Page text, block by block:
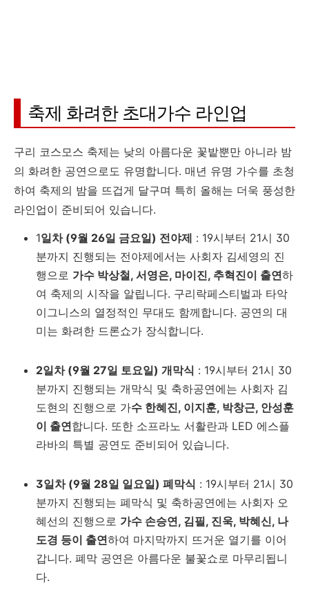
축제 화려한 초대가수 라인업
구리 코스모스 축제는 낮의 아름다운 꽃밭뿐만 아니라 밤
의 화려한 공연으로도 유명합니다. 매년 유명 가수를 초청
하여 축제의 밤을 뜨겁게 달구며 특히 올해는 더욱 풍성한
라인업이 준비되어 있습니다.
1일차 (9월 26일 금요일) 전야제 : 19시부터 21시 30
분까지 진행되는 전야제에서는 사회자 김세영의 진
행으로 가수 박상철, 서영은, 마이진, 추혁진이 출연하
여 축제의 시작을 알립니다. 구리락페스티벌과 타악
이그니스의 열정적인 무대도 함께합니다. 공연의 대
미는 화려한 드론쇼가 장식합니다.
2일차 (9월 27일 토요일) 개막식 : 19시부터 21시 30
분까지 진행되는 개막식 및 축하공연에는 사회자 김
도현의 진행으로 가수 한혜진, 이지훈, 박창근, 안성훈
이 출연합니다. 또한 소프라노 서활란과 LED 에스플
라바의 특별 공연도 준비되어 있습니다.
3일차 (9월 28일 일요일) 폐막식 : 19시부터 21시 30
분까지 진행되는 폐막식 및 축하공연에는 사회자 오
혜선의 진행으로 가수 손승연, 김필, 진욱, 박혜신, 나
도경 등이 출연하여 마지막까지 뜨거운 열기를 이어
갑니다. 폐막 공연은 아름다운 불꽃쇼로 마무리됩니
다.